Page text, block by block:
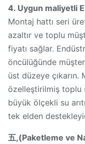
4. Uygun maliyetli
Montaj hattı seri
azaltır ve toplu
fiyatı sağlar.
öncülüğünde
üst düzeye
özelleştirilmiş toplu
büyük ölçekli su
tek elden
五,(Paketleme ve